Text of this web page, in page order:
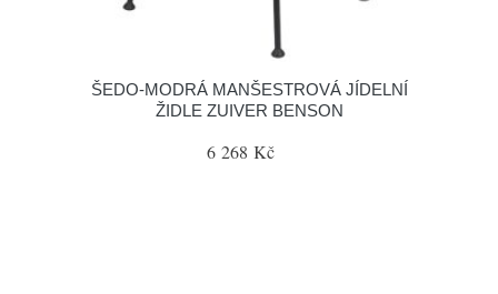
ŠEDO-MODRÁ MANŠESTROVÁ JÍDELNÍ
ŽIDLE ZUIVER BENSON
6 268 Kč